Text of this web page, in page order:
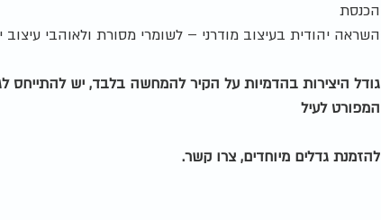
הכנסת
השראה יהודית בעיצוב מודרני – לשומרי מסורת ולאוהבי עיצוב
גודל היצירות בהדמיות על הקיר להמחשה בלבד, יש להתייחס
המפורט לעיל
להזמנת גדלים מיוחדים, צרו קשר.